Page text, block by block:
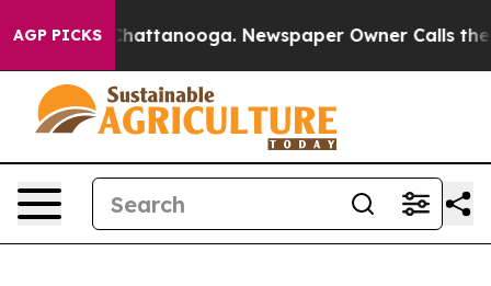
AGP PICKS
in Chattanooga. Newspaper Owner Calls the